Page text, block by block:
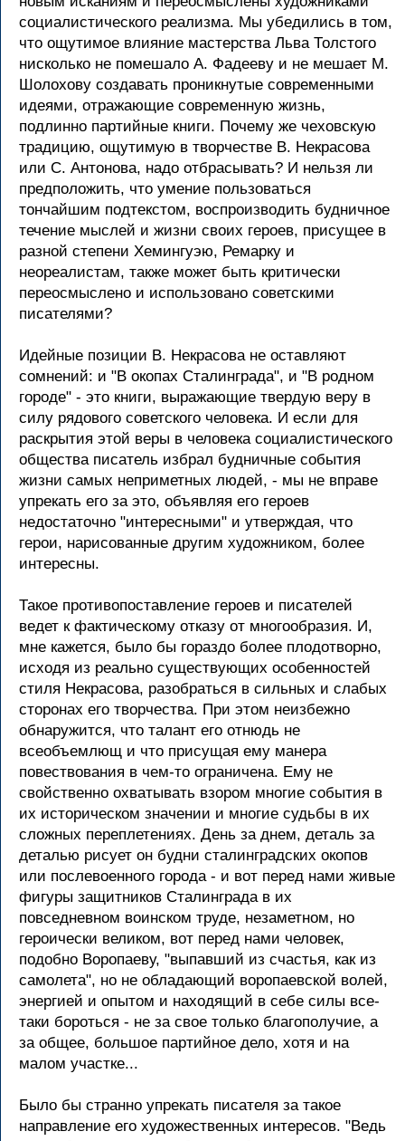
социалистического реализма. Мы убедились в том,
что ощутимое влияние мастерства Льва Толстого
нисколько не помешало А. Фадееву и не мешает М.
Шолохову создавать проникнутые современными
идеями, отражающие современную жизнь,
подлинно партийные книги. Почему же чеховскую
традицию, ощутимую в творчестве В. Некрасова
или С. Антонова, надо отбрасывать? И нельзя ли
предположить, что умение пользоваться
тончайшим подтекстом, воспроизводить будничное
течение мыслей и жизни своих героев, присущее в
разной степени Хемингуэю, Ремарку и
неореалистам, также может быть критически
переосмыслено и использовано советскими
писателями?
Идейные позиции В. Некрасова не оставляют
сомнений: и "В окопах Сталинграда", и "В родном
городе" - это книги, выражающие твердую веру в
силу рядового советского человека. И если для
раскрытия этой веры в человека социалистического
общества писатель избрал будничные события
жизни самых неприметных людей, - мы не вправе
упрекать его за это, объявляя его героев
недостаточно "интересными" и утверждая, что
герои, нарисованные другим художником, более
интересны.
Такое противопоставление героев и писателей
ведет к фактическому отказу от многообразия. И,
мне кажется, было бы гораздо более плодотворно,
исходя из реально существующих особенностей
стиля Некрасова, разобраться в сильных и слабых
сторонах его творчества. При этом неизбежно
обнаружится, что талант его отнюдь не
всеобъемлющ и что присущая ему манера
повествования в чем-то ограничена. Ему не
свойственно охватывать взором многие события в
их историческом значении и многие судьбы в их
сложных переплетениях. День за днем, деталь за
деталью рисует он будни сталинградских окопов
или послевоенного города - и вот перед нами живые
фигуры защитников Сталинграда в их
повседневном воинском труде, незаметном, но
героически великом, вот перед нами человек,
подобно Воропаеву, "выпавший из счастья, как из
самолета", но не обладающий воропаевской волей,
энергией и опытом и находящий в себе силы все-
таки бороться - не за свое только благополучие, а
за общее, большое партийное дело, хотя и на
малом участке...
Было бы странно упрекать писателя за такое
направление его художественных интересов. "Ведь